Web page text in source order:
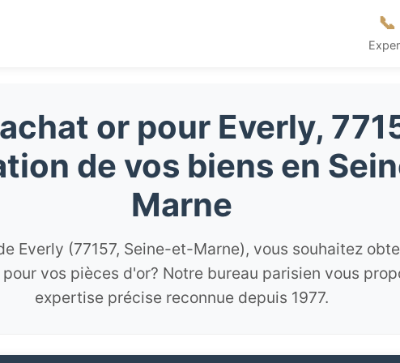
or pour Everly,
de vos biens en
Marne
Everly (77157, Seine-et-Marne), vous souhaitez
vos pièces d'or? Notre bureau parisien vous
expertise précise reconnue depuis 1977.